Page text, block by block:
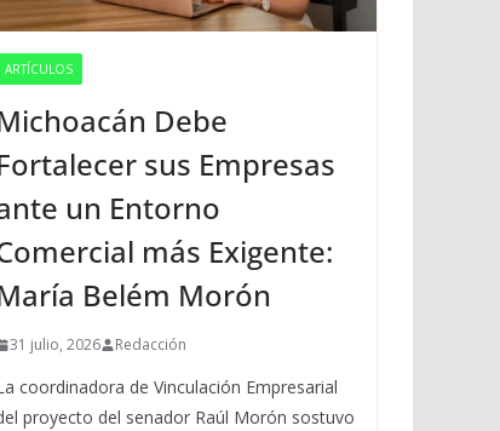
ARTÍCULOS
Debe
sus Empresas
un Entorno
más Exigente:
Belém Morón
31 julio, 2026 Redacción
coordinadora de Vinculación Empresarial
proyecto del senador Raúl Morón sostuvo